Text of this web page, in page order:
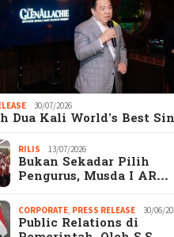
Alasan
Kenapa
Wanita Memilih
Pacaran
30/07/2026
Dua Kali World’s Best
RILIS 13/07/2026
Bukan Sekadar Pilih
Pengurus, Musda I AR…
CORPORATE PRESS RELEASE 30/06/
Public Relations di